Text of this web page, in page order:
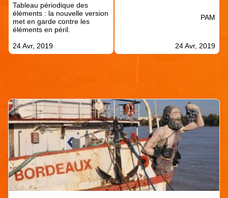
l’article
Tableau périodique des
éléments : la nouvelle version
met en garde contre les
éléments en péril.
24 Avr, 2019
PAM
24 Avr, 2019